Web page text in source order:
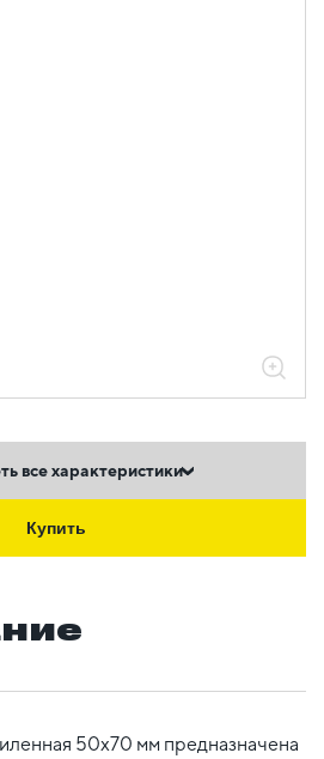
все характеристики
Купить
50х70 мм предназначена